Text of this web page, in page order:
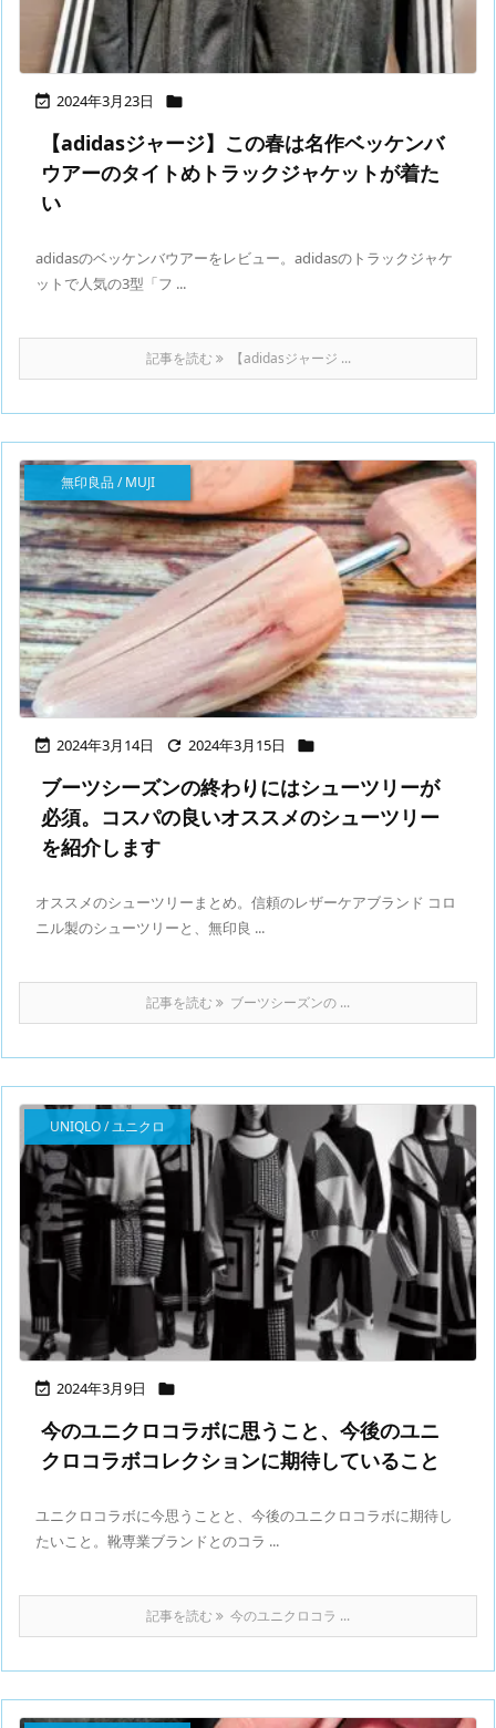
 2024年3月23日 
【adidasジャージ】この春は名作ベッケンバ
ウアーのタイトめトラックジャケットが着た
い
adidasのベッケンバウアーをレビュー。adidasのトラックジャケ
ットで人気の3型「フ ...
記事を読む 【adidasジャージ ...
 2024年3月14日  2024年3月15日 
無印良品 / MUJI
ブーツシーズンの終わりにはシューツリーが
必須。コスパの良いオススメのシューツリー
を紹介します
オススメのシューツリーまとめ。信頼のレザーケアブランド コロ
ニル製のシューツリーと、無印良 ...
記事を読む ブーツシーズンの ...
 2024年3月9日 
UNIQLO / ユニクロ
今のユニクロコラボに思うこと、今後のユニ
クロコラボコレクションに期待していること
ユニクロコラボに今思うことと、今後のユニクロコラボに期待し
たいこと。靴専業ブランドとのコラ ...
記事を読む 今のユニクロコラ ...